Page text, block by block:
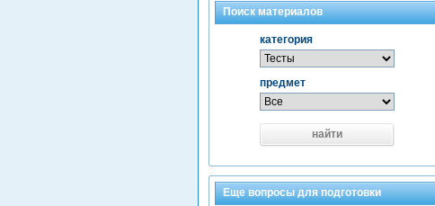
Поиск материалов
категория
предмет
найти
Еще вопросы для подготовки